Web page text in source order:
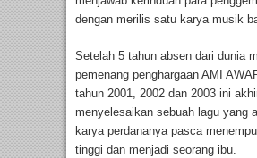
dengan merilis satu karya musik
Setelah 5 tahun absen dari dunia
pemenang penghargaan AMI
tahun 2001, 2002 dan 2003 ini
menyelesaikan sebuah lagu yang
karya perdananya pasca
tinggi dan menjadi seorang ibu.